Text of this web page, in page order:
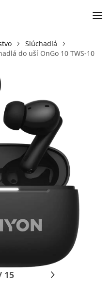
Slúchadlá
do uší OnGo 10 TWS-10
15